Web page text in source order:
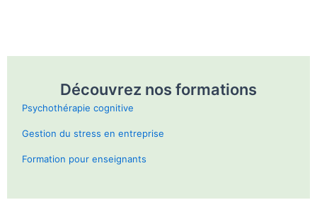
Découvrez nos formations
Psychothérapie cognitive
Gestion du stress en entreprise
Formation pour enseignants